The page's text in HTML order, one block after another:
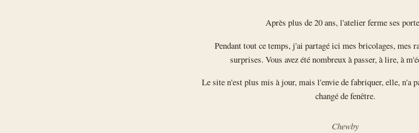
Après plus de 20 ans, l'atelier ferme ses
Pendant tout ce temps, j'ai partagé ici mes bricolages, mes
surprises. Vous avez été nombreux à passer, à lire, à
Le site n'est plus mis à jour, mais l'envie de fabriquer, elle, n'a
changé de fenêtre.
Chewby